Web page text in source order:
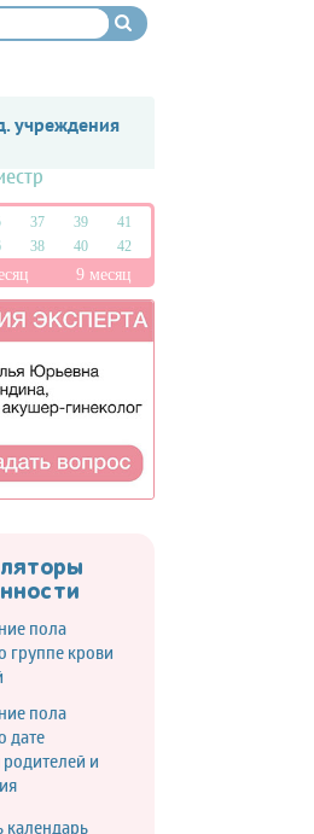
учреждения
37 39
41
38 40 42
9 месяц
пола
группе крови
пола
дате
и